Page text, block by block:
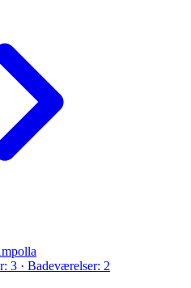
3 · Badeværelser: 2